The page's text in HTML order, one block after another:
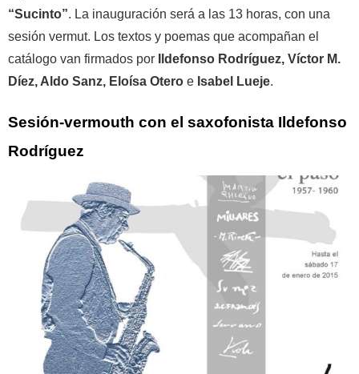
“Sucinto”. La inauguración será a las 13 horas, con una
sesión vermut. Los textos y poemas que acompañan el
catálogo van firmados por
Ildefonso Rodríguez, Víctor M.
Díez, Aldo Sanz, Eloísa Otero e Isabel Lueje.
Sesión-vermouth con el saxofonista Ildefonso
Rodríguez